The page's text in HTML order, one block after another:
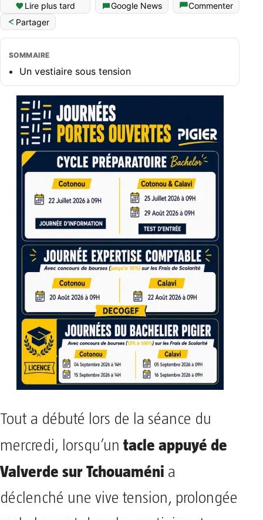
Lire plus tard Google News
Commenter
Partager
SOMMAIRE
Un vestiaire sous tension
Tout a débuté lors de la séance du
mercredi, lorsqu’un tacle appuyé de
Valverde sur Tchouaméni a
déclenché une vive tension, prolongée